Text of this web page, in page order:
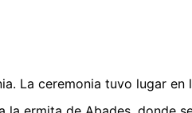
La ceremonia tuvo lugar en